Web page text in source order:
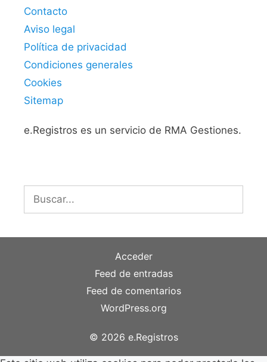
Contacto
Aviso legal
Política de privacidad
Condiciones generales
Cookies
Sitemap
e.Registros es un servicio de RMA Gestiones.
Acceder
Feed de entradas
Feed de comentarios
WordPress.org
© 2026 e.Registros